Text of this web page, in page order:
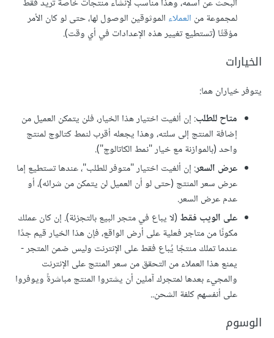
لمجموعة من العملاء الموثوقين الوصول لها، حتى لو كان الأمر
مؤقتًا (تستطيع تغيير هذه الإعدادات في أي وقت).
الخيارات
يتوفر خياران هما:
متاح للطلب: إن ألغيت اختيار هذا الخيار، فلن يتمكن العميل من
إضافة المنتج إلى سلته، وهذا يجعله أقرب لنمط كتالوج لمنتج
واحد (بالموازنة مع خيار "نمط الكاتالوج").
عرض السعر: إن ألغيت اختيار "متوفر للطلب"، عندها تستطيع إما
عرض سعر المنتج (حتى لو أن العميل لن يتمكن من شرائه)، أو
عدم عرض السعر.
على الويب فقط (لا يباع في متجر البيع بالتجزئة). إن كان عملك
مكونًا من متاجر فعلية على أرض الواقع، فإن هذا الخيار قيم جدًا
عندما تملك منتجًا يُباع فقط على الإنترنت وليس ضمن المتجر -
يمنع هذا العملاء من التحقق من سعر المنتج على الإنترنت
والمجيء بعدها لمتجرك آملين أن يشتروا المنتج مباشرةً ويوفروا
على أنفسهم كلفة الشحن..
الوسوم